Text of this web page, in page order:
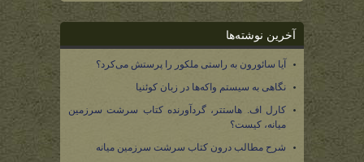
آخرین نوشته‌ها
آیا سائورون به راستی ملکور را پرستش می‌کرد؟
نگاهی به سیستم واکه‌ها در زبان کوئنیا
کارل اف. هاستتر، گردآورنده کتاب سرشت سرزمین
میانه، کیست؟
شرح مطالب درون کتاب سرشت سرزمین میانه